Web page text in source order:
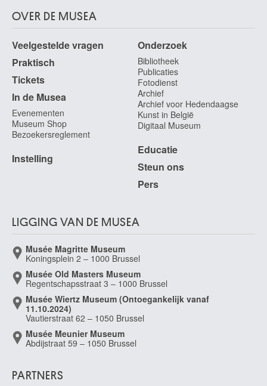
OVER DE MUSEA
Veelgestelde vragen
Praktisch
Tickets
In de Musea
Evenementen
Museum Shop
Bezoekersreglement
Instelling
Onderzoek
Bibliotheek
Publicaties
Fotodienst
Archief
Archief voor Hedendaagse
Kunst in België
Digitaal Museum
Educatie
Steun ons
Pers
LIGGING VAN DE MUSEA
Musée Magritte Museum
Koningsplein 2 – 1000 Brussel
Musée Old Masters Museum
Regentschapsstraat 3 – 1000 Brussel
Musée Wiertz Museum (Ontoegankelijk vanaf
11.10.2024)
Vautierstraat 62 – 1050 Brussel
Musée Meunier Museum
Abdijstraat 59 – 1050 Brussel
PARTNERS